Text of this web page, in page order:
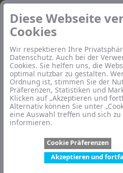
Diese Webseite
Cookies
Wir respektieren Ihre
Datenschutz. Auch bei der
Cookies. Sie helfen uns, die
optimal nutzbar zu gestalten.
Ordnung ist, stimmen Sie der
Präferenzen, Statistiken und
Klicken auf „Akzeptieren und
Alternativ können Sie unter
eine Auswahl treffen und sich zu
informieren.
Cookie Präferenzen
Akzeptieren und
Search:
Startseite »
WEEE